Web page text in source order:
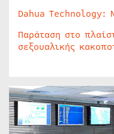
Dahua Technology:
Παράταση στο
σεξουαλικής